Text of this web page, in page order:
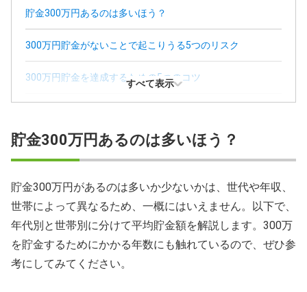
貯金300万円あるのは多いほう？
300万円貯金がないことで起こりうる5つのリスク
300万円貯金を達成するための5つのコツ
すべて表示
貯金300万円あるのは多いほう？
貯金300万円があるのは多いか少ないかは、世代や年収、
世帯によって異なるため、一概にはいえません。以下で、
年代別と世帯別に分けて平均貯金額を解説します。300万
を貯金するためにかかる年数にも触れているので、ぜひ参
考にしてみてください。